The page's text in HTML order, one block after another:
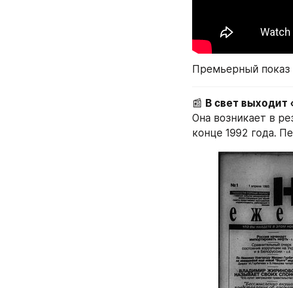
Премьерный показ
📰 В свет выходит
Она возникает в
конце 1992 года.